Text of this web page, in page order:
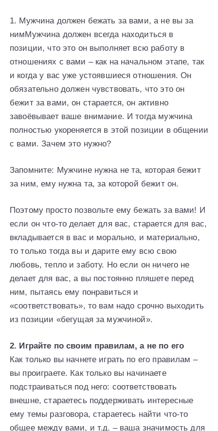
1. Мужчина должен бежать за вами, а не вы за
нимМужчина должен всегда находиться в
позиции, что это он выполняет всю работу в
отношениях с вами – как на начальном этапе, так
и когда у вас уже устоявшиеся отношения. Он
обязательно должен чувствовать, что это он
бежит за вами, он старается, он активно
завоёвывает ваше внимание. И тогда мужчина
полностью укореняется в этой позиции в общении
с вами. Зачем это нужно?
Запомните: Мужчине нужна не та, которая бежит
за ним, ему нужна та, за которой бежит он.
Поэтому просто позвольте ему бежать за вами! И
если он что-то делает для вас, старается для вас,
вкладывается в вас и морально, и материально,
то только тогда вы и дарите ему всю свою
любовь, тепло и заботу. Но если он ничего не
делает для вас, а вы постоянно пляшете перед
ним, пытаясь ему понравиться и
«соответствовать», то вам надо срочно выходить
из позиции «бегущая за мужчиной».
2. Играйте по своим правилам, а не по его
Как только вы начнете играть по его правилам –
вы проиграете. Как только вы начинаете
подстраиваться под него: соответствовать
внешне, стараетесь поддерживать интересные
ему темы разговора, стараетесь найти что-то
общее между вами, и т.д. – ваша значимость для